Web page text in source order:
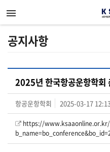
공지사항
2025년 한국항공운항학회
항공운항학회 2025-03-17
https://